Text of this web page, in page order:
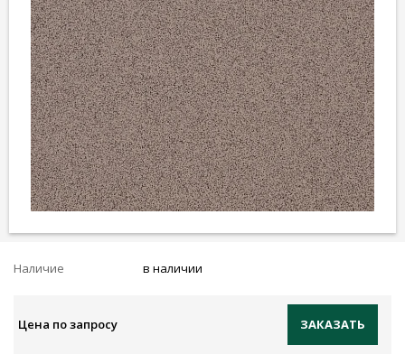
Наличие в наличии
Цена по запросу ЗАКАЗАТЬ